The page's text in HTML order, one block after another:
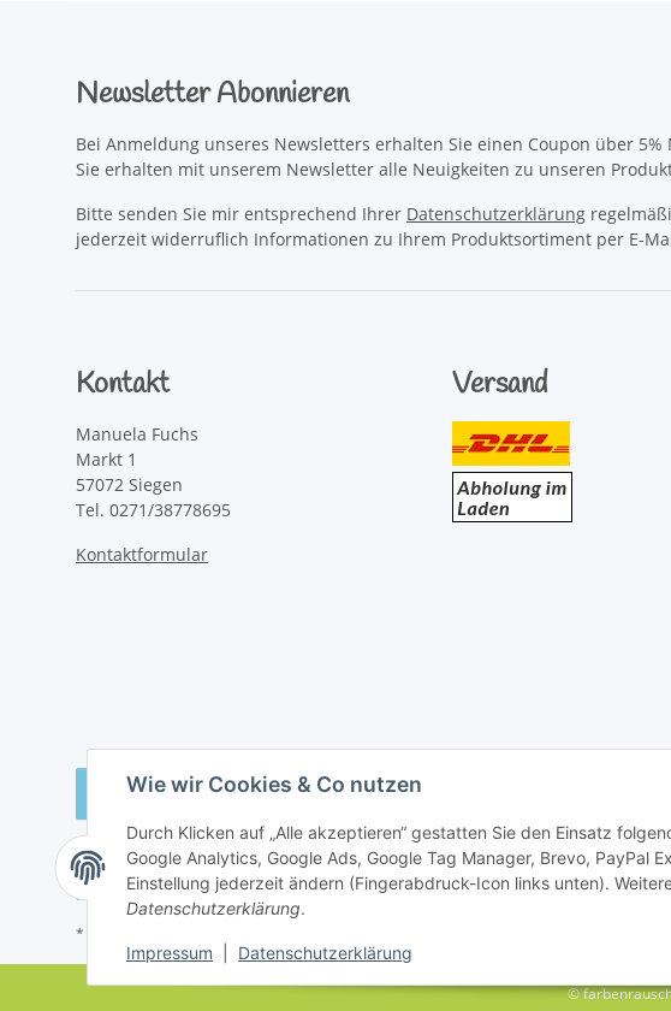
Wie wir Cookies & Co nutzen
Durch Klicken auf „Alle akzeptieren“ gestatten Sie den Einsatz
Google Analytics, Google Ads, Google Tag Manager, Brevo, PayPal
Einstellung jederzeit ändern (Fingerabdruck-Icon links unten).
Datenschutzerklärung.
Impressum Datenschutzerklärung
Newsletter Abonnieren
Bei Anmeldung unseres Newsletters erhalten Sie einen Coupon über
Sie erhalten mit unserem Newsletter alle Neuigkeiten zu unseren
Bitte senden Sie mir entsprechend Ihrer Datenschutzerklärung
jederzeit widerruflich Informationen zu Ihrem Produktsortiment per E-
Kontakt
Manuela Fuchs
Markt 1
57072 Siegen
Tel. 0271/38778695
Kontaktformular
Versand
Vertrag widerrufen
* Alle Preise inkl. gesetzlicher USt., zzgl.
©